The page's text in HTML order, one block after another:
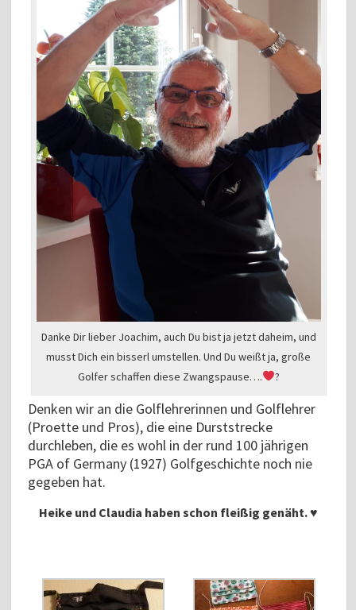
Danke Dir lieber Joachim, auch Du bist ja jetzt daheim, und
musst Dich ein bisserl umstellen. Und Du weißt ja, große
Golfer schaffen diese Zwangspause….
?
Denken wir an die Golflehrerinnen und Golflehrer
(Proette und Pros), die eine Durststrecke
durchleben, die es wohl in der rund 100 jährigen
PGA of Germany (1927) Golfgeschichte noch nie
gegeben hat.
Heike und Claudia haben schon fleißig genäht. ♥️